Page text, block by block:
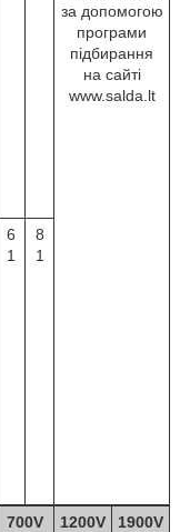
за допомогою
програми
підбирання
на сайті
www.salda.lt
6
1
8
1
700V
1200V
1900V